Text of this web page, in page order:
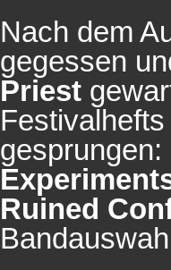
Nach dem
gegessen
Priest
gesprungen:
Ruined